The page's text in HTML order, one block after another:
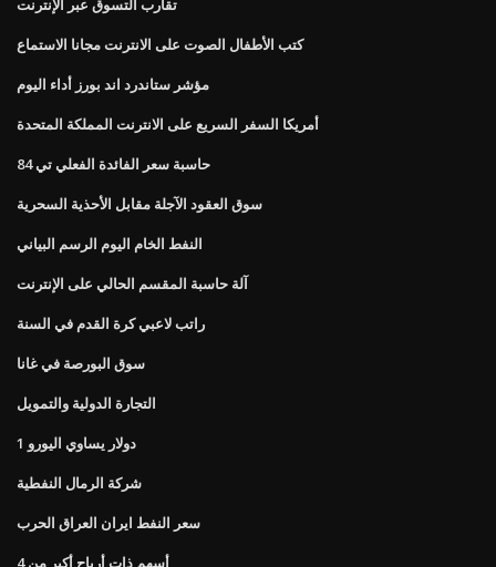
تقارب التسوق عبر الإنترنت
كتب الأطفال الصوت على الانترنت مجانا الاستماع
مؤشر ستاندرد اند بورز أداء اليوم
أمريكا السفر السريع على الانترنت المملكة المتحدة
حاسبة سعر الفائدة الفعلي تي 84
سوق العقود الآجلة مقابل الأحذية السحرية
النفط الخام اليوم الرسم البياني
آلة حاسبة المقسم الحالي على الإنترنت
راتب لاعبي كرة القدم في السنة
سوق البورصة في غانا
التجارة الدولية والتمويل
1 دولار يساوي اليورو
شركة الرمال النفطية
سعر النفط ايران العراق الحرب
أسهم ذات أرباح أكبر من 4